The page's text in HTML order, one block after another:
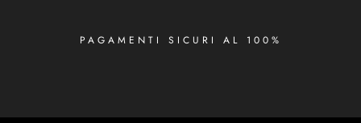
PAGAMENTI SICURI AL 100%